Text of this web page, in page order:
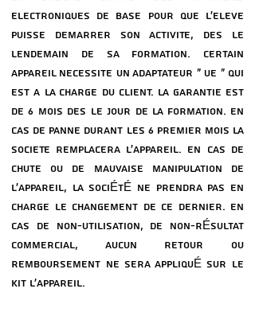
eLECTRONIQUES DE BASE POUR QUE L’eLeVE
PUISSE DeMARRER SON ACTIVITe, DeS LE
LENDEMAIN DE SA FORMATION. CERTAIN
APPAREIL NeCESSITE UN ADAPTATEUR « UE » QUI
EST a LA CHARGE DU CLIENT. LA GARANTIE EST
DE 6 MOIS DeS LE JOUR DE LA FORMATION. EN
CAS DE PANNE DURANT LES 6 PREMIER MOIS LA
SOCIeTe REMPLACERA L’APPAREIL. EN CAS DE
CHUTE OU DE MAUVAISE MANIPULATION DE
L’APPAREIL, LA SOCIÉTÉ NE PRENDRA PAS EN
CHARGE LE CHANGEMENT DE CE DERNIER. EN
CAS DE NON-UTILISATION, DE NON-RÉSULTAT
COMMERCIAL, AUCUN RETOUR OU
REMBOURSEMENT NE SERA APPLIQUÉ SUR LE
KIT L’APPAREIL.